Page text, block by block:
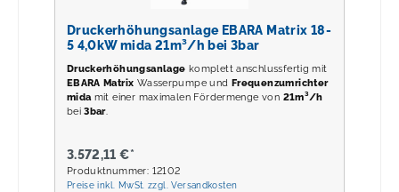
Druckerhöhungsanlage EBARA Matrix 18-
5 4,0kW mida 21m³/h bei 3bar
Druckerhöhungsanlage komplett anschlussfertig mit
EBARA Matrix Wasserpumpe und Frequenzumrichter
mida mit einer maximalen Fördermenge von 21m³/h
bei3bar.
3.572,11 €*
Produktnummer: 12102
Preise inkl. MwSt. zzgl. Versandkosten